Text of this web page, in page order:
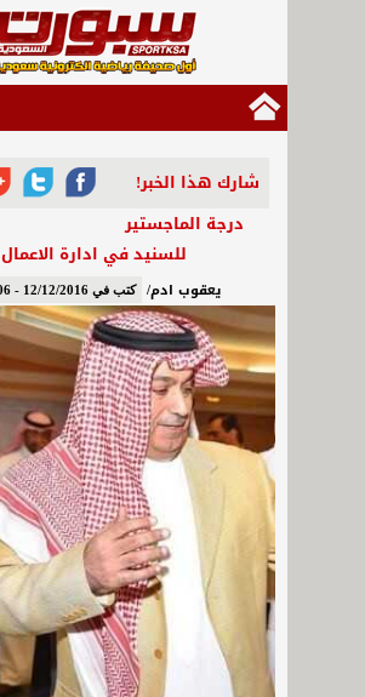
شارك هذا الخبر!
درجة الماجستير
للسنيد في ادارة الاعمال
يعقوب ادم/ كتب في 12/12/2016 - 8:06 م